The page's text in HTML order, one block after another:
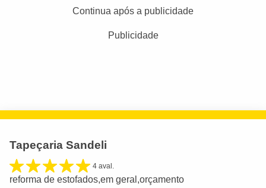
Continua após a publicidade
Publicidade
Tapeçaria Sandeli
4 aval.
reforma de estofados,em geral,orçamento